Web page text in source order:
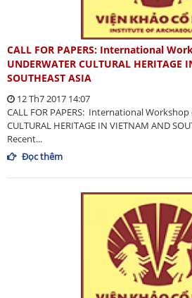
​CALL FOR PAPERS: International
UNDERWATER CULTURAL HERITAGE
SOUTHEAST ASIA
12 Th7 2017 14:07
CALL FOR PAPERS: International Workshop
CULTURAL HERITAGE IN VIETNAM AND
Recent...
Đọc thêm